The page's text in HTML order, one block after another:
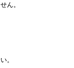
ん。
。